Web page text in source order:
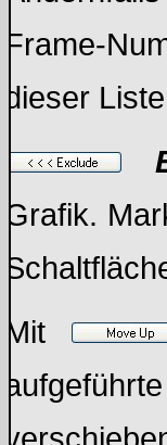
Frame-
dieser
Grafik.
Mit